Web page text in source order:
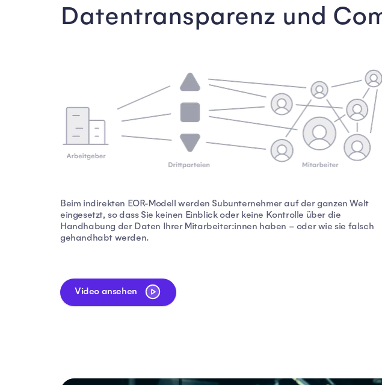
Datentransparenz und
Beim indirekten EOR-Modell werden Subunternehmer auf der ganzen Welt
eingesetzt, so dass Sie keinen Einblick oder keine Kontrolle über die
Handhabung der Daten Ihrer Mitarbeiter:innen haben – oder wie sie falsch
gehandhabt werden.
Video ansehen